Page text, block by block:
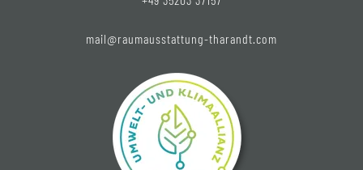
mail@raumausstattung-tharandt.com